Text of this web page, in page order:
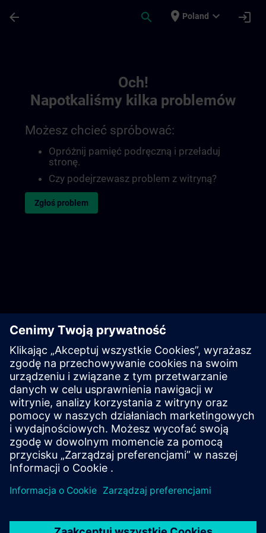
arrow_back search place Poland expand_more login
Och!
Napotkaliśmy kilka problemów
Możesz chcieć spróbować:
Opróżnij pamięć podręczną i przeładuj
stronę.
Czy podejrzewasz problem z witryną?
Zgłoś problem